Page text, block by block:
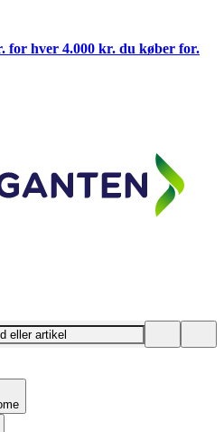
for hver 4.000 kr. du køber for.